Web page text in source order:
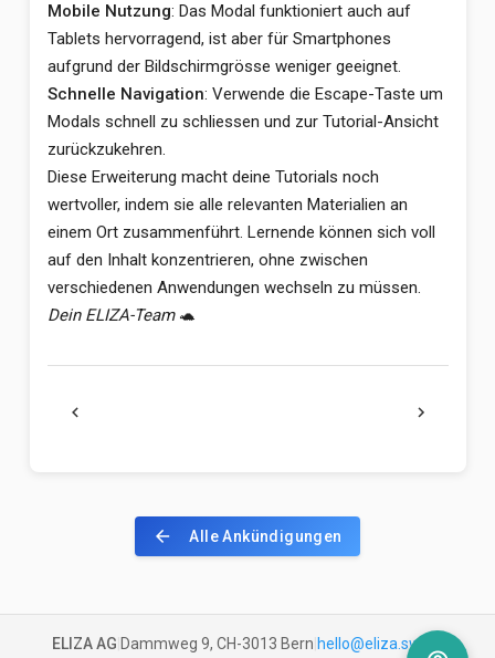
Mobile Nutzung: Das Modal funktioniert auch auf
Tablets hervorragend, ist aber für Smartphones
aufgrund der Bildschirmgrösse weniger geeignet.
Schnelle Navigation: Verwende die Escape-Taste um
Modals schnell zu schliessen und zur Tutorial-Ansicht
zurückzukehren.
Diese Erweiterung macht deine Tutorials noch
wertvoller, indem sie alle relevanten Materialien an
einem Ort zusammenführt. Lernende können sich voll
auf den Inhalt konzentrieren, ohne zwischen
verschiedenen Anwendungen wechseln zu müssen.
Dein ELIZA-Team🐢
chevron_left chevron_right
arrow_back Alle Ankündigungen
ELIZA AG Dammweg 9, CH-3013 Bern hello@eliza.swiss